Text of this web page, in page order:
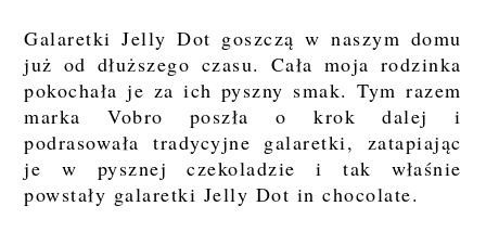
Galaretki Jelly Dot goszczą w naszym domu
już od dłuższego czasu. Cała moja rodzinka
pokochała je za ich pyszny smak. Tym razem
marka Vobro poszła o krok dalej i
podrasowała tradycyjne galaretki, zatapiając
je w pysznej czekoladzie i tak właśnie
powstały galaretki Jelly Dot in chocolate.